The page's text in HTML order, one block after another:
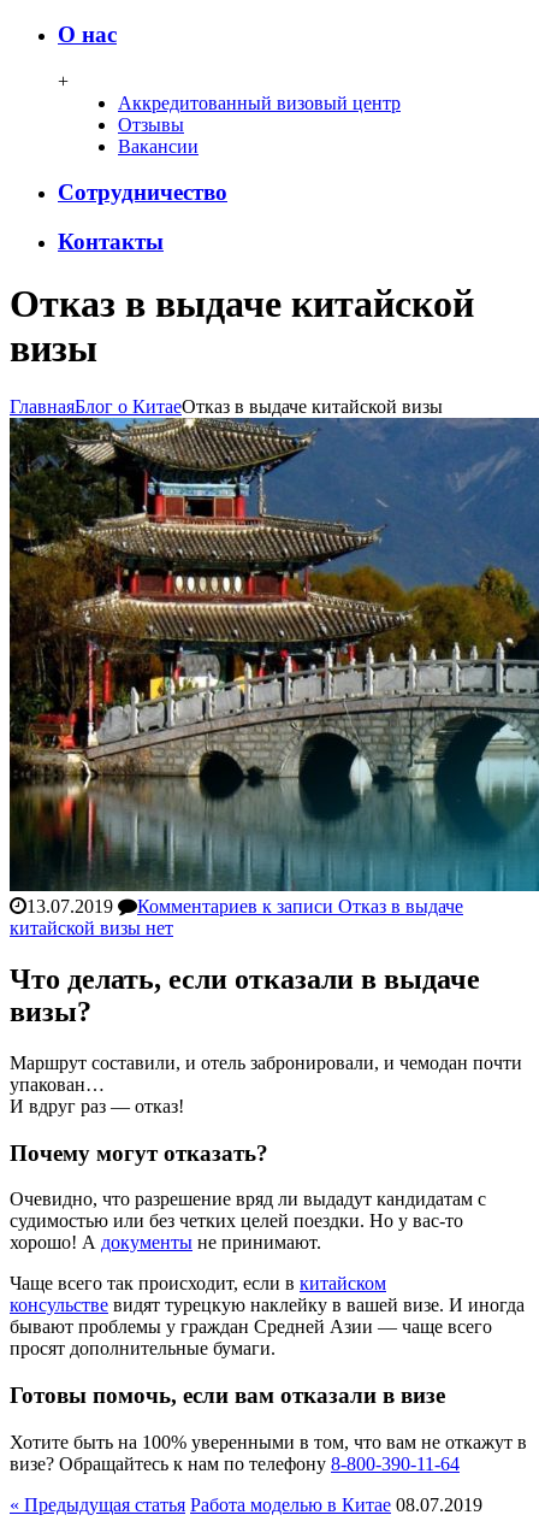
О нас
+
Аккредитованный визовый центр
Отзывы
Вакансии
Сотрудничество
Контакты
Отказ в выдаче китайской
визы
ГлавнаяБлог о КитаеОтказ в выдаче китайской визы
13.07.2019 Комментариев к записи Отказ в выдаче
китайской визы нет
Что делать, если отказали в выдаче
визы?
Маршрут составили, и отель забронировали, и чемодан почти
упакован…
И вдруг раз — отказ!
Почему могут отказать?
Очевидно, что разрешение вряд ли выдадут кандидатам с
судимостью или без четких целей поездки. Но у вас-то
хорошо! А документы не принимают.
Чаще всего так происходит, если в китайском
консульстве видят турецкую наклейку в вашей визе. И иногда
бывают проблемы у граждан Средней Азии — чаще всего
просят дополнительные бумаги.
Готовы помочь, если вам отказали в визе
Хотите быть на 100% уверенными в том, что вам не откажут в
визе? Обращайтесь к нам по телефону 8-800-390-11-64
« Предыдущая статья Работа моделью в Китае 08.07.2019